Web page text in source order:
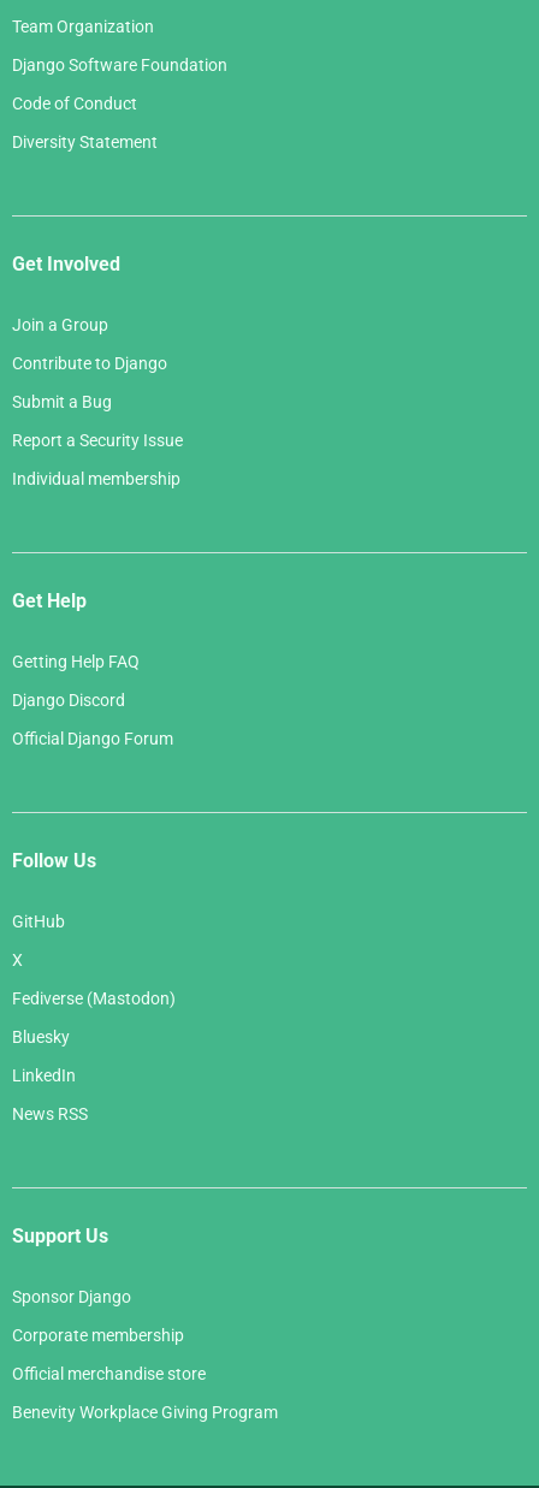
Team Organization
Django Software Foundation
Code of Conduct
Diversity Statement
Get Involved
Join a Group
Contribute to Django
Submit a Bug
Report a Security Issue
Individual membership
Get Help
Getting Help FAQ
Django Discord
Official Django Forum
Follow Us
GitHub
X
Fediverse (Mastodon)
Bluesky
LinkedIn
News RSS
Support Us
Sponsor Django
Corporate membership
Official merchandise store
Benevity Workplace Giving Program